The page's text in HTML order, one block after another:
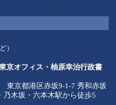
）
京オフィス・柚原幸治行政書
東京都港区赤坂9-1-7 秀和赤坂
乃木坂・六本木駅から徒歩5